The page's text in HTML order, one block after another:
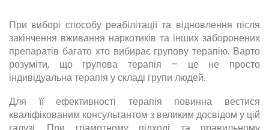
При виборі способу реабілітації та відновлення після
закінчення вживання наркотиків та інших заборонених
препаратів багато хто вибирає групову терапію. Варто
розуміти, що групова терапія – це не просто
індивідуальна терапія у складі групи людей.
Для її ефективності терапія повинна вестися
кваліфікованим консультантом з великим досвідом у цій